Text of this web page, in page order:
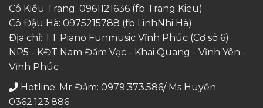
Cô Kiều Trang: 0961121636 (fb Trang Kieu)
Cô Đậu Hà: 0975215788 (fb LinhNhi Hà)
Địa chỉ: TT Piano Funmusic Vĩnh Phúc (Cơ sở 6)
NP5 - KĐT Nam Đầm Vạc - Khai Quang - Vĩnh Yên -
Vĩnh Phúc
Hotline: Mr Đảm: 0979.373.586/ Ms Huyền:
0362.123.886